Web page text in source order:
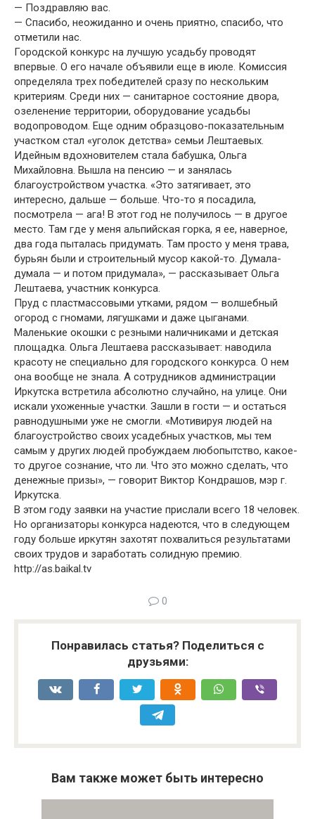
— Поздравляю вас.
— Спасибо, неожиданно и очень приятно, спасибо, что
отметили нас.
Городской конкурс на лучшую усадьбу проводят
впервые. О его начале объявили еще в июле. Комиссия
определяла трех победителей сразу по нескольким
критериям. Среди них — санитарное состояние двора,
озеленение территории, оборудование усадьбы
водопроводом. Еще одним образцово-показательным
участком стал «уголок детства» семьи Лештаевых.
Идейным вдохновителем стала бабушка, Ольга
Михайловна. Вышла на пенсию — и занялась
благоустройством участка. «Это затягивает, это
интересно, дальше — больше. Что-то я посадила,
посмотрела — ага! В этот год не получилось — в другое
место. Там где у меня альпийская горка, я ее, наверное,
два года пыталась придумать. Там просто у меня трава,
бурьян были и строительный мусор какой-то. Думала-
думала — и потом придумала», — рассказывает Ольга
Лештаева, участник конкурса.
Пруд с пластмассовыми утками, рядом — волшебный
огород с гномами, лягушками и даже цыганами.
Маленькие окошки с резными наличниками и детская
площадка. Ольга Лештаева рассказывает: наводила
красоту не специально для городского конкурса. О нем
она вообще не знала. А сотрудников администрации
Иркутска встретила абсолютно случайно, на улице. Они
искали ухоженные участки. Зашли в гости — и остаться
равнодушными уже не смогли. «Мотивируя людей на
благоустройство своих усадебных участков, мы тем
самым у других людей пробуждаем любопытство, какое-
то другое сознание, что ли. Что это можно сделать, что
денежные призы», — говорит Виктор Кондрашов, мэр г.
Иркутска.
В этом году заявки на участие прислали всего 18 человек.
Но организаторы конкурса надеются, что в следующем
году больше иркутян захотят похвалиться результатами
своих трудов и заработать солидную премию.
http://as.baikal.tv
0
Понравилась статья? Поделиться с
друзьями:
Вам также может быть интересно